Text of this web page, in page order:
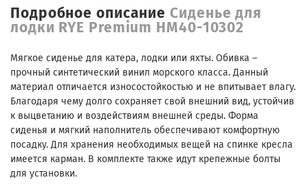
Подробное описаниеСиденье для
лодки RYE Premium HM40-10302
Мягкое сиденье для катера, лодки или яхты. Обивка –
прочный синтетический винил морского класса. Данный
материал отличается износостойкостью и не впитывает влагу.
Благодаря чему долго сохраняет свой внешний вид, устойчив
к выцветанию и воздействиям внешней среды. Форма
сиденья и мягкий наполнитель обеспечивают комфортную
посадку. Для хранения необходимых вещей на спинке кресла
имеется карман. В комплекте также идут крепежные болты
для установки.